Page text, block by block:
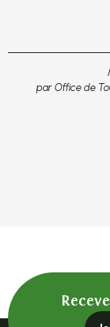
par Office de